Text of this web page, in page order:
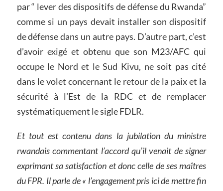
par “ lever des dispositifs de défense du Rwanda”
comme si un pays devait installer son dispositif
de défense dans un autre pays. D’autre part, c’est
d’avoir exigé et obtenu que son M23/AFC qui
occupe le Nord et le Sud Kivu, ne soit pas cité
dans le volet concernant le retour de la paix et la
sécurité à l’Est de la RDC et de remplacer
systématiquement le sigle FDLR.
Et tout est contenu dans la jubilation du ministre
rwandais commentant l’accord qu’il venait de signer
exprimant sa satisfaction et donc celle de ses maîtres
du FPR. Il parle de « l’engagement pris ici de mettre fin